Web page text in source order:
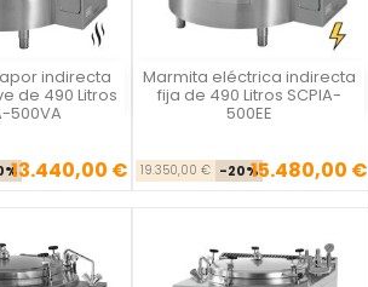
indirecta
de 490 Litros
500VA
Precio base
Precio
13.440,00 €
 Marmita eléctrica indirecta
fija de 490 Litros SCPIA-
500EE
Precio base
19.350,00 € -20% Precio
15.480,00 €

Vista rápida